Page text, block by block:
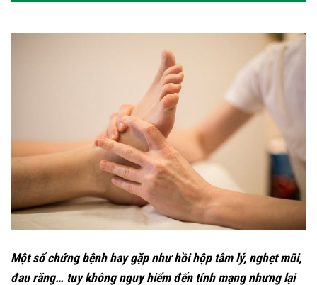
Một số chứng bệnh hay gặp như hồi hộp tâm lý, nghẹt mũi,
đau răng… tuy không nguy hiểm đến tính mạng nhưng lại